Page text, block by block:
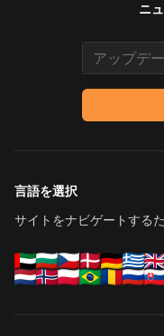
ニ
Email
言語を選択
サイトをナビゲートする